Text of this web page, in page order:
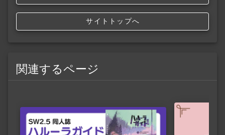
サイトトップへ
関連するページ